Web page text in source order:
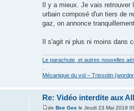
Il y a mieux. Je vais retrouver
urbain composé d'un tiers de
gaz, on annonce
Il s'agit ni plus ni moins dans
Le parachute, et autres nouvelles
Mécanique du vol – Trissotin
Re: Vidéo interdite aux
deBee Gee le Jeudi 23 Mai 2019